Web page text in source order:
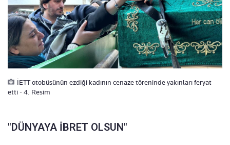
İETT otobüsünün ezdiği kadının cenaze töreninde yakınları feryat
etti - 4. Resim
"DÜNYAYA İBRET OLSUN"